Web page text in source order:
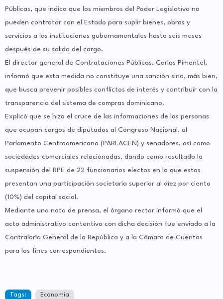
Públicas, que indica que los miembros del Poder Legislativo no
pueden contratar con el Estado para suplir bienes, obras y
servicios a las instituciones gubernamentales hasta seis meses
después de su salida del cargo.
El director general de Contrataciones Públicas, Carlos Pimentel,
informó que esta medida no constituye una sanción sino, más bien,
que busca prevenir posibles conflictos de interés y contribuir con la
transparencia del sistema de compras dominicano.
Explicó que se hizo el cruce de las informaciones de las personas
que ocupan cargos de diputados al Congreso Nacional, al
Parlamento Centroamericano (PARLACEN) y senadores, así como
sociedades comerciales relacionadas, dando como resultado la
suspensión del RPE de 22 funcionarios electos en la que estos
presentan una participación societaria superior al diez por ciento
(10%) del capital social.
Mediante una nota de prensa, el órgano rector informó que el
acto administrativo contentivo con dicha decisión fue enviado a la
Contraloría General de la República y a la Cámara de Cuentas
para los fines correspondientes.
Tags: Economía